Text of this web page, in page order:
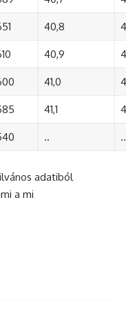
40,8
40,9
41,0
41,1
.. ..
adatiból
a mi